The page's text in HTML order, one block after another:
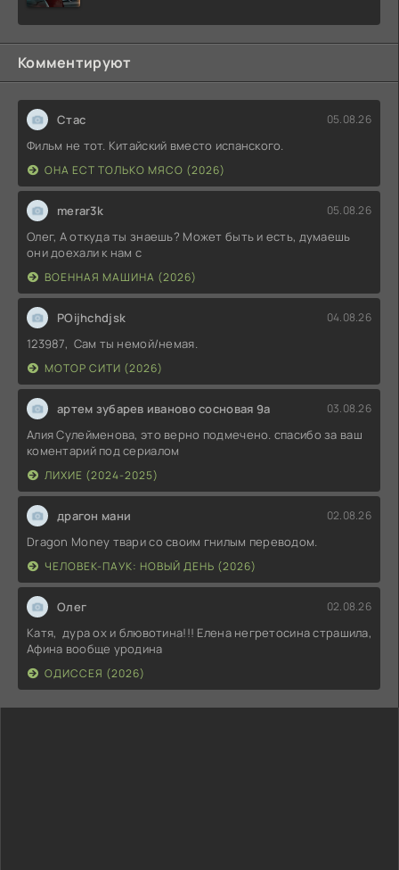
Комментируют
Стас 05.08.26
Фильм не тот. Китайский вместо испанского.
ОНА ЕСТ ТОЛЬКО МЯСО (2026)
merar3k 05.08.26
Олег, А откуда ты знаешь? Может быть и есть, думаешь
они доехали к нам с
ВОЕННАЯ МАШИНА (2026)
POijhchdjsk 04.08.26
123987, Сам ты немой/немая.
МОТОР СИТИ (2026)
артем зубарев иваново сосновая 9а 03.08.26
Алия Сулейменова, это верно подмечено. спасибо за ваш
коментарий под сериалом
ЛИХИЕ (2024-2025)
драгон мани 02.08.26
Dragon Money твари со своим гнилым переводом.
ЧЕЛОВЕК-ПАУК: НОВЫЙ ДЕНЬ (2026)
Олег 02.08.26
Катя, дура ох и блювотина!!! Елена негретосина страшила,
Афина вообще уродина
ОДИССЕЯ (2026)